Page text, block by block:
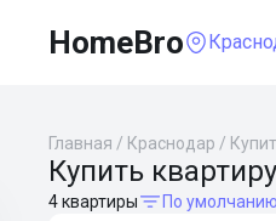
HomeBro
Главная / Краснодар /
Купить
4 квартиры По умолчанию